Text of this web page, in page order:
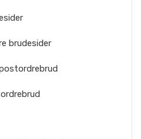
brudesider